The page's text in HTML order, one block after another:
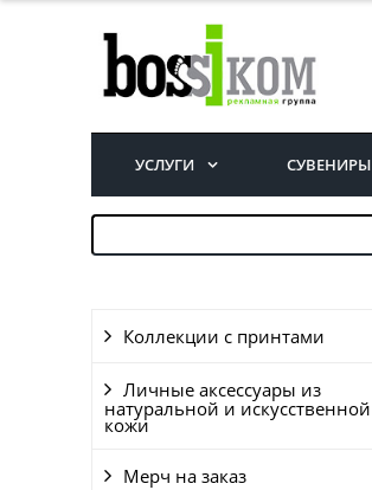
УСЛУГИ СУВЕНИРЫ
Коллекции с принтами
Личные аксессуары из
натуральной и искусственной
кожи
Мерч на заказ